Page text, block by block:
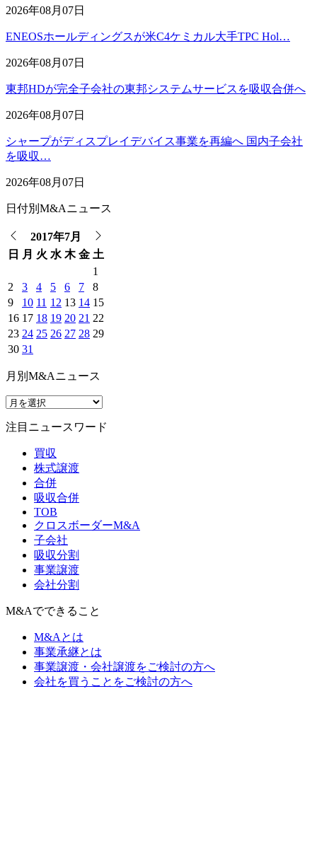
2026年08月07日
ENEOSホールディングスが米C4ケミカル大手TPC Hol…
2026年08月07日
東邦HDが完全子会社の東邦システムサービスを吸収合併へ
2026年08月07日
シャープがディスプレイデバイス事業を再編へ 国内子会社
を吸収…
2026年08月07日
日付別M&Aニュース
2017年7月
日
月 火 水 木 金 土
1
2
3 4 5 6 7
8
9
10 11 12 13 14 15
16 17 18 19 20 21 22
23 24 25 26 27 28 29
30 31
月別M&Aニュース
注目ニュースワード
買収
株式譲渡
合併
吸収合併
TOB
クロスボーダーM&A
子会社
吸収分割
事業譲渡
会社分割
M&Aでできること
M&Aとは
事業承継とは
事業譲渡・会社譲渡をご検討の方へ
会社を買うことをご検討の方へ